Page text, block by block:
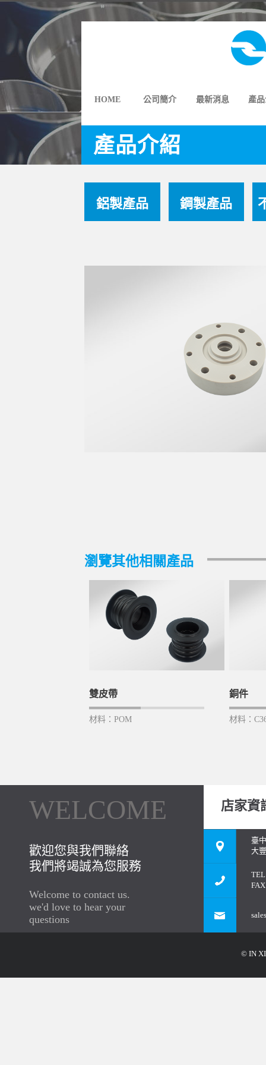
HOME 公司簡介 最新消息 產
產品介紹
鋁製產品 鋼製產品
瀏覽其他相關產品
雙皮帶
材料：POM
銅件
材料：
WELCOME
歡迎您與我們聯絡
我們將竭誠為您服務
Welcome to contact us.
we'd love to hear your
questions
店家資
臺
大
© IN